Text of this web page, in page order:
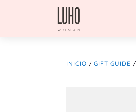
INICIO /GIFT GUIDE /